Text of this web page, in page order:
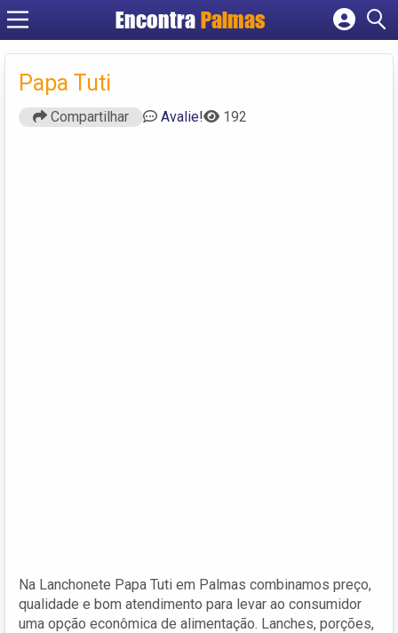
Encontra Palmas
Cadastrar empresa
Papa Tuti
Compartilhar Avalie! 192
Na Lanchonete Papa Tuti em Palmas combinamos preço,
qualidade e bom atendimento para levar ao consumidor
uma opção econômica de alimentação. Lanches, porções,